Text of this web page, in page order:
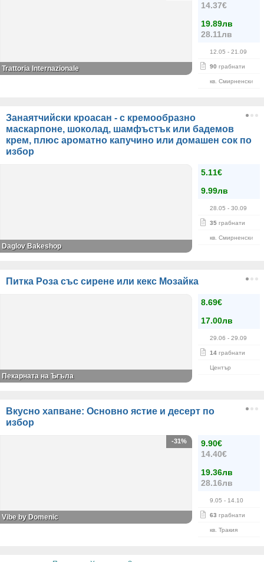
14.37€
19.89лв
28.11лв
12.05 - 21.09
90 грабнати
кв. Смирненски
Trattoria Internazionale
Занаятчийски кроасан - с кремообразно
маскарпоне, шоколад, шамфъстък или бадемов
крем, плюс ароматно капучино или домашен сок по
избор
5.11€
9.99лв
28.05 - 30.09
35 грабнати
кв. Смирненски
Daglov Bakeshop
Питка Роза със сирене или кекс Мозайка
8.69€
17.00лв
29.06 - 29.09
14 грабнати
Център
Пекарната на Ъгъла
Вкусно хапване: Основно ястие и десерт по
избор
9.90€
14.40€
19.36лв
28.16лв
9.05 - 14.10
63 грабнати
кв. Тракия
-31%
Vibe by Domenic